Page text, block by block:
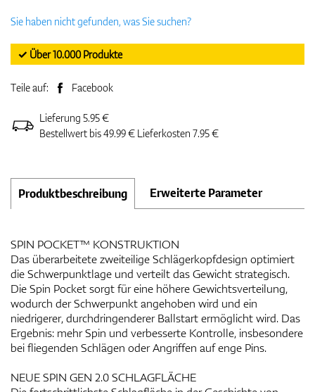
Sie haben nicht gefunden, was Sie suchen?
✓ Über 10.000 Produkte
Teile auf: Facebook
Lieferung 5.95 €
Bestellwert bis 49.99 € Lieferkosten 7.95 €
Produktbeschreibung Erweiterte Parameter
SPIN POCKET™ KONSTRUKTION
Das überarbeitete zweiteilige Schlägerkopfdesign optimiert
die Schwerpunktlage und verteilt das Gewicht strategisch.
Die Spin Pocket sorgt für eine höhere Gewichtsverteilung,
wodurch der Schwerpunkt angehoben wird und ein
niedrigerer, durchdringenderer Ballstart ermöglicht wird. Das
Ergebnis: mehr Spin und verbesserte Kontrolle, insbesondere
bei fliegenden Schlägen oder Angriffen auf enge Pins.
NEUE SPIN GEN 2.0 SCHLAGFLÄCHE